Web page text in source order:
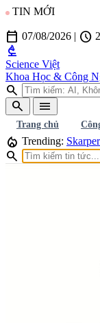
TIN MỚI
calendar_today 07/08/2026 | schedule
biotech
Science Việt
Khoa Học & Công
search
search menu
Trang chủ
local_fire_department Trending:
search